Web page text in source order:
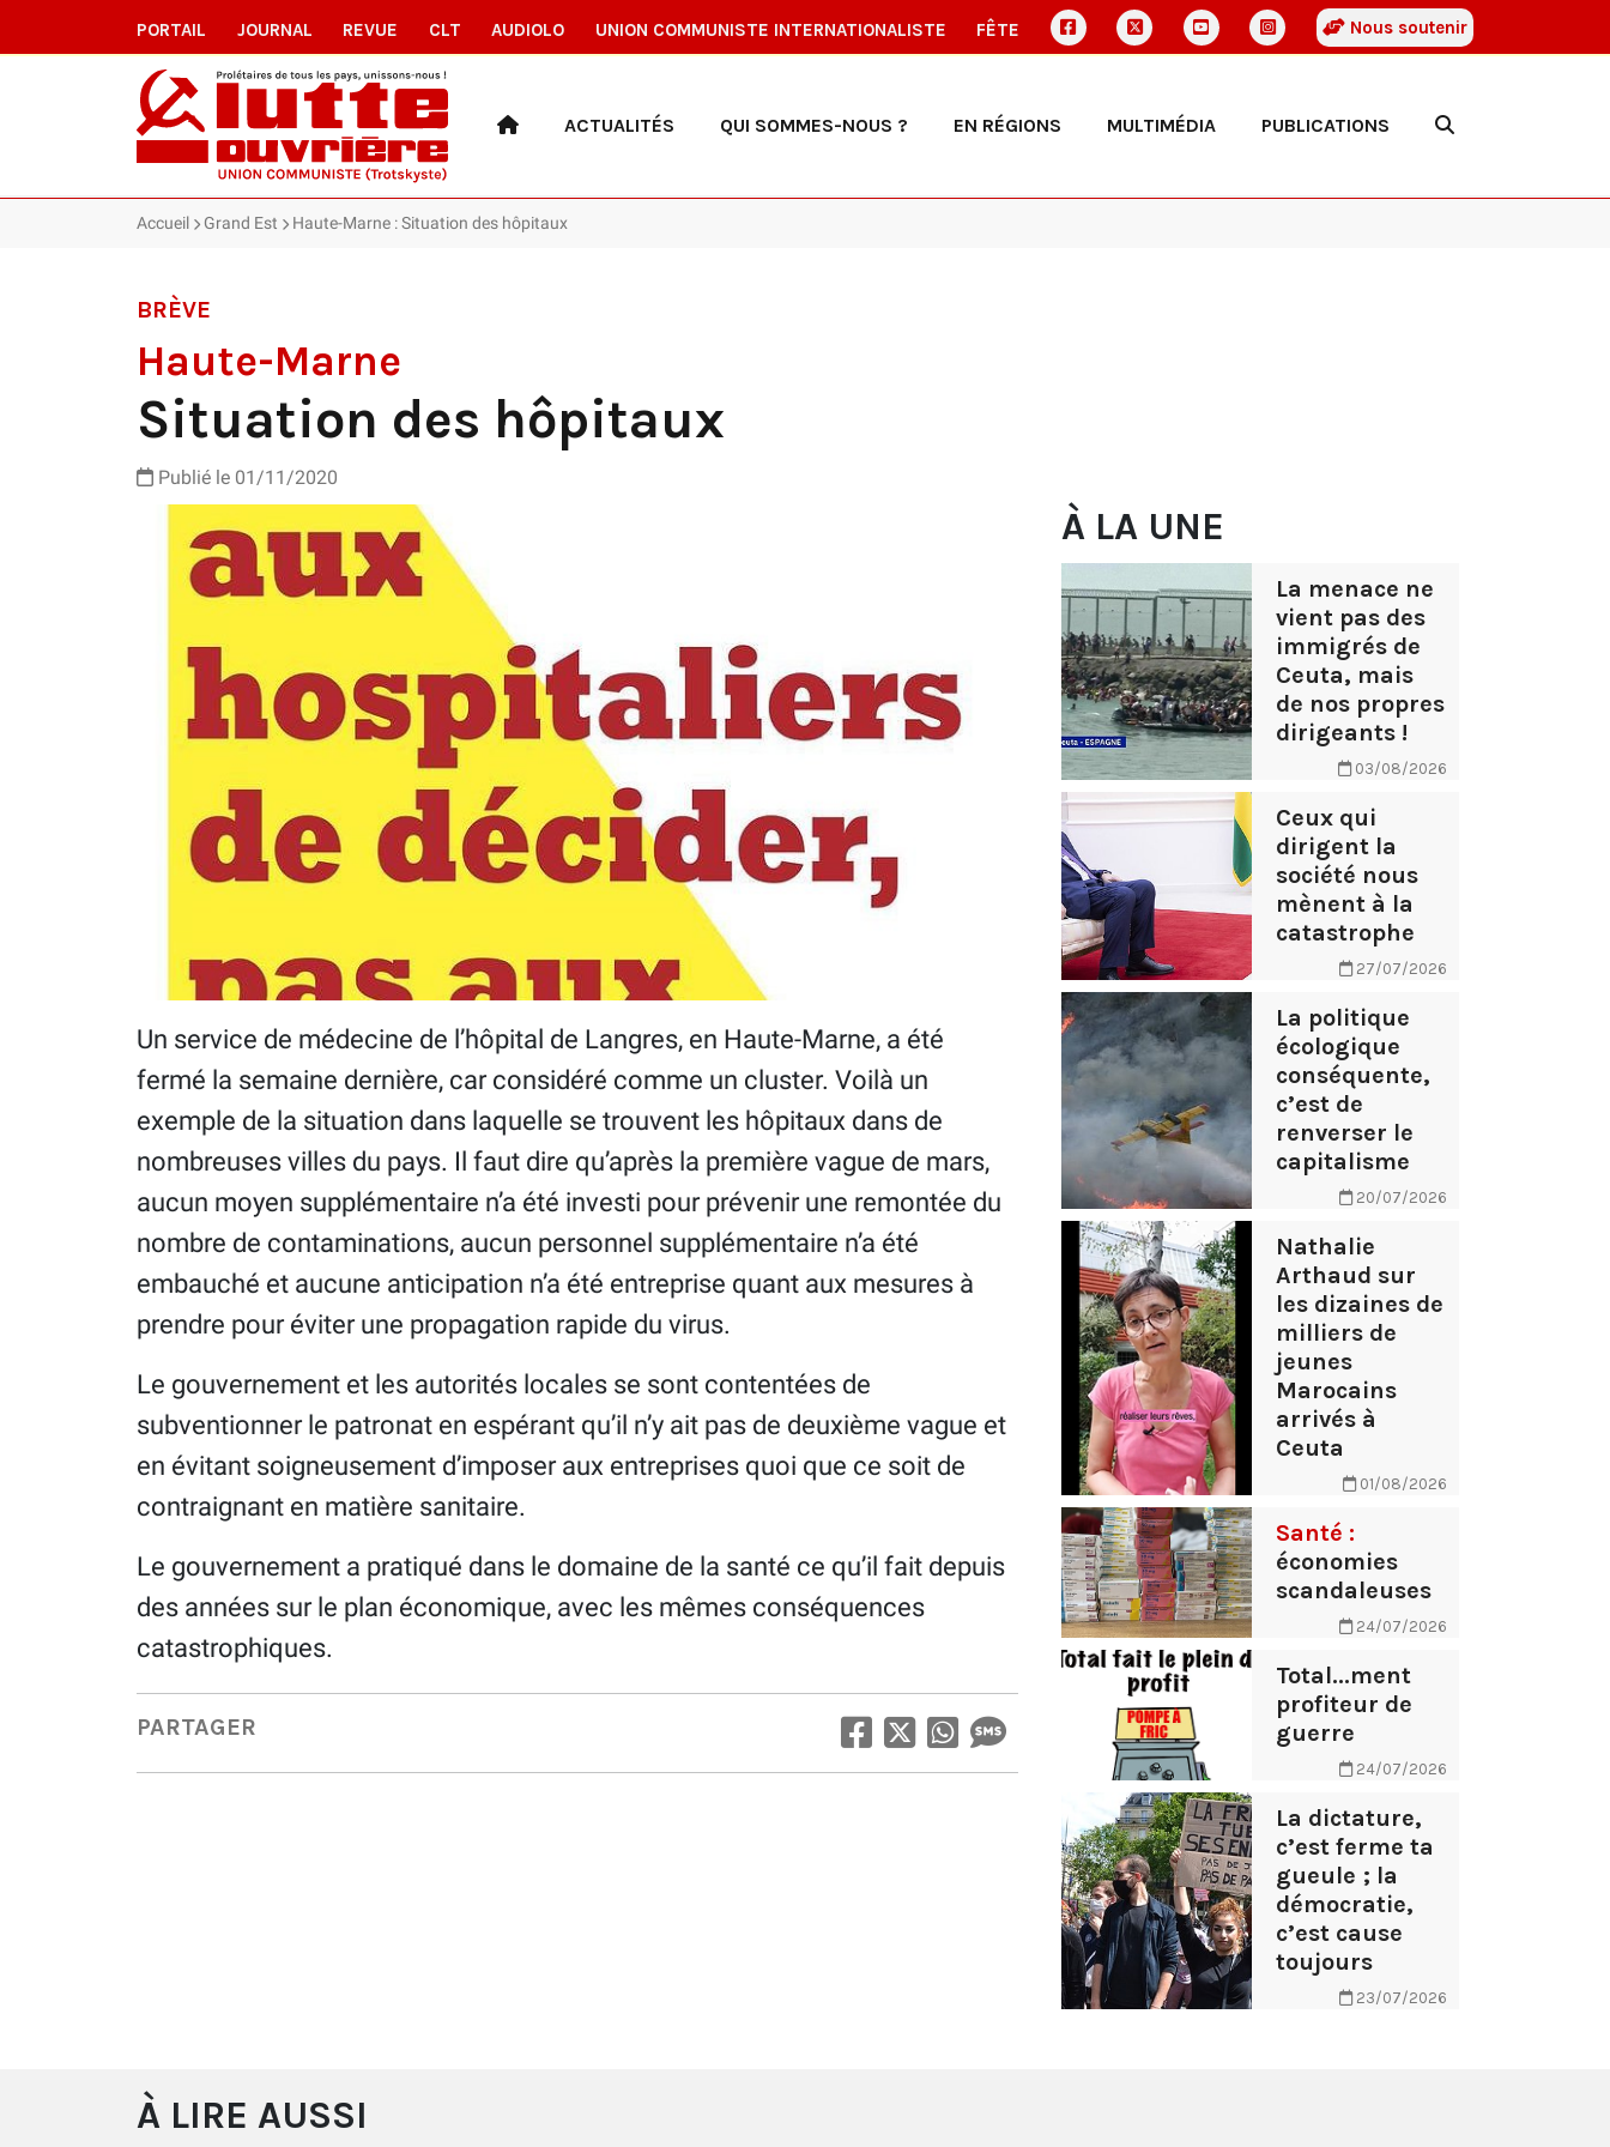
PORTAIL JOURNAL REVUE CLT AUDIOLO UNION COMMUNISTE INTERNATIONALISTE FÊTE Nous soutenir
ACTUALITÉS QUI SOMMES-NOUS ? EN RÉGIONS MULTIMÉDIA PUBLICATIONS
Accueil Grand Est Haute-Marne : Situation des hôpitaux
BRÈVE
Haute-Marne
Situation des hôpitaux
Publié le 01/11/2020
Un service de médecine de l’hôpital de Langres, en Haute-Marne, a été
fermé la semaine dernière, car considéré comme un cluster. Voilà un
exemple de la situation dans laquelle se trouvent les hôpitaux dans de
nombreuses villes du pays. Il faut dire qu’après la première vague de mars,
aucun moyen supplémentaire n’a été investi pour prévenir une remontée du
nombre de contaminations, aucun personnel supplémentaire n’a été
embauché et aucune anticipation n’a été entreprise quant aux mesures à
prendre pour éviter une propagation rapide du virus.
Le gouvernement et les autorités locales se sont contentées de
subventionner le patronat en espérant qu’il n’y ait pas de deuxième vague et
en évitant soigneusement d’imposer aux entreprises quoi que ce soit de
contraignant en matière sanitaire.
Le gouvernement a pratiqué dans le domaine de la santé ce qu’il fait depuis
des années sur le plan économique, avec les mêmes conséquences
catastrophiques.
PARTAGER
À LA UNE
La menace ne
vient pas des
immigrés de
Ceuta, mais
de nos propres
dirigeants !
03/08/2026
Ceux qui
dirigent la
société nous
mènent à la
catastrophe
27/07/2026
La politique
écologique
conséquente,
c’est de
renverser le
capitalisme
20/07/2026
Nathalie
Arthaud sur
les dizaines de
milliers de
jeunes
Marocains
arrivés à
Ceuta
01/08/2026
Santé :
économies
scandaleuses
24/07/2026
Total...ment
profiteur de
guerre
24/07/2026
La dictature,
c’est ferme ta
gueule ; la
démocratie,
c’est cause
toujours
23/07/2026
À LIRE AUSSI